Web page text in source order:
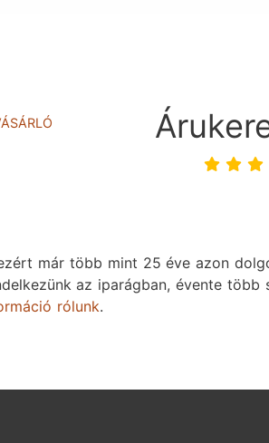
már több mint 25 éve azon
az iparágban, évente
rólunk.